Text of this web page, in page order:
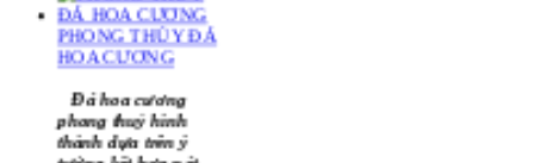
đều sự may mắn giữa
các phần trong nhà.
PHONG THỦY ĐÁ
HOA CƯƠNG